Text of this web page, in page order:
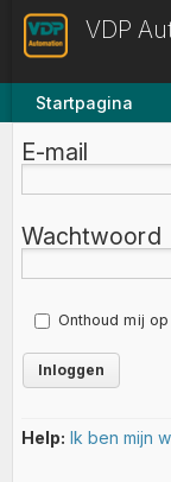
VDP
Startpagina
E-mail
Wachtwoord
Onthoud mij
Help: Ik ben mijn